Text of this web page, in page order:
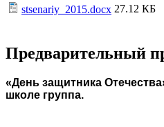
stsenariy_2015.docx 27.12 КБ
Предварительный
«День защитника
школе группа.